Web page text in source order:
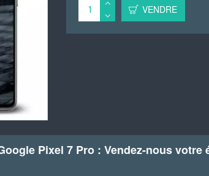
VENDRE
Pixel 7 Pro : Vendez-nous votre